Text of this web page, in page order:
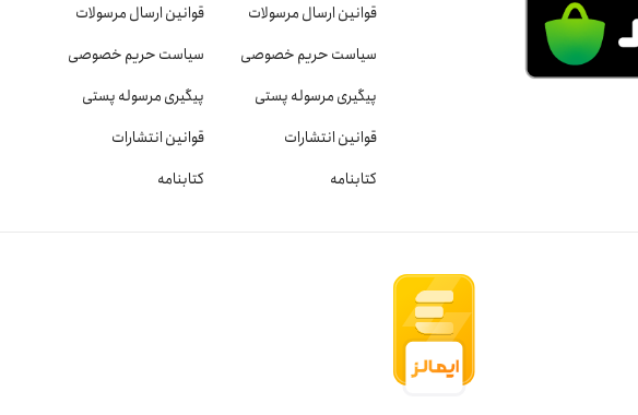
قوانین ارسال مرسولات
سیاست حریم خصوصی
پیگیری مرسوله پستی
قوانین انتشارات
کتابنامه
قوانین ارسال مرسولات
سیاست حریم خصوصی
پیگیری مرسوله پستی
قوانین انتشارات
کتابنامه